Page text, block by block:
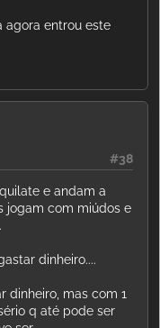
agora entrou este
#38
e andam a
jogam com miúdos e
dinheiro....
dinheiro, mas com 1
q até pode ser